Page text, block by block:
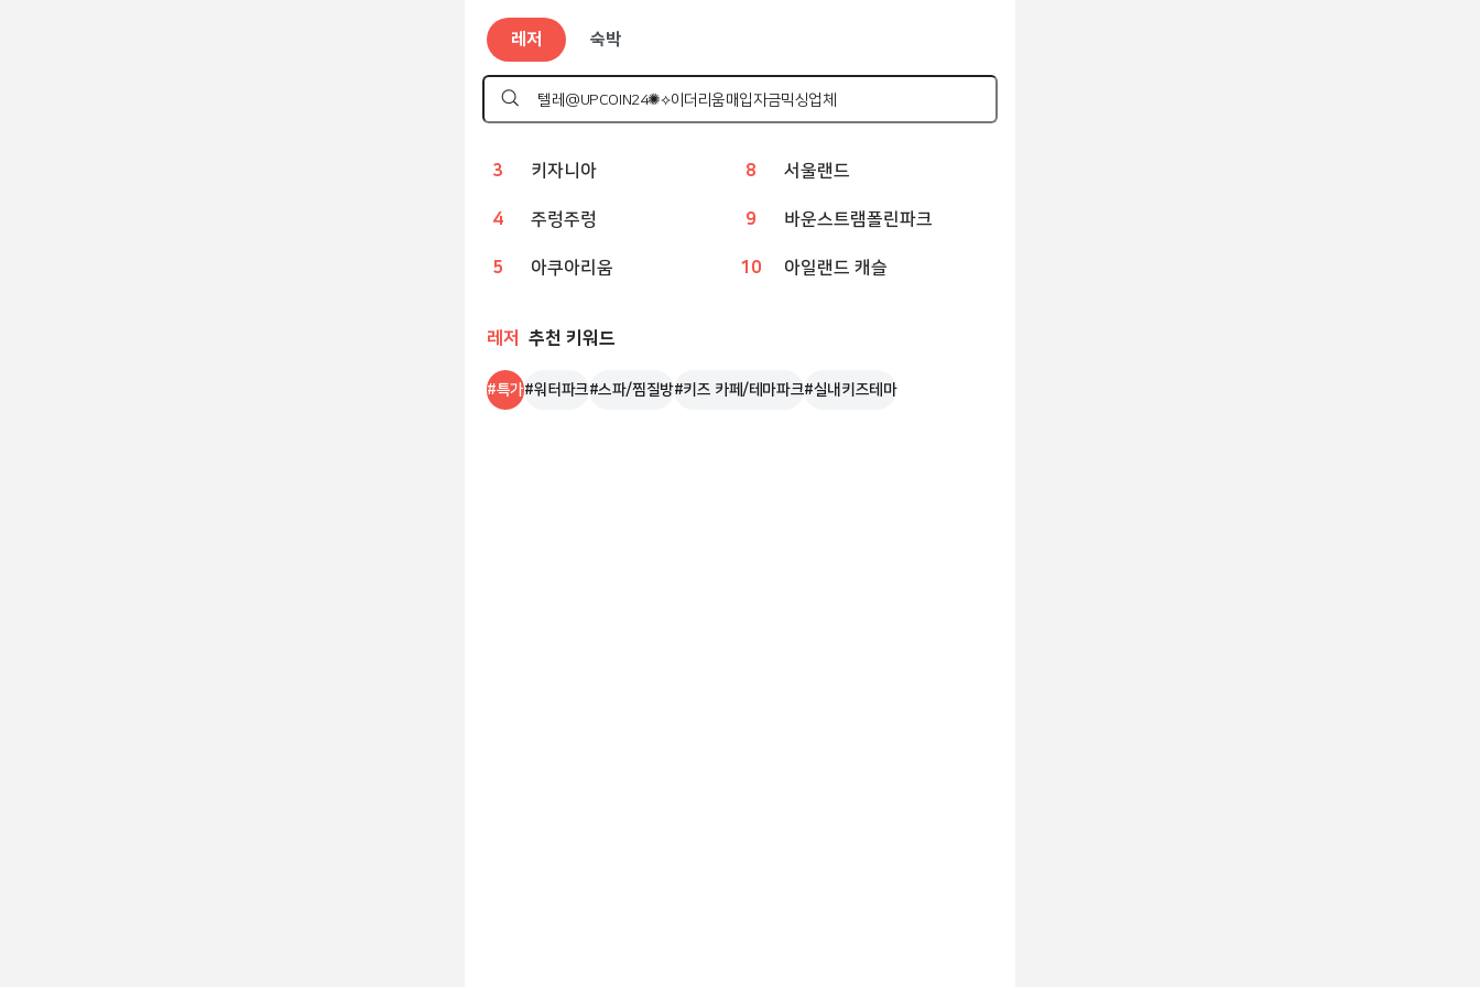
레저 숙박
하
레저 인기 검색어
1 웨이브파크
2 챔피언
3 키자니아
4 주렁주렁
5 아쿠아리움
6 상상체험 키즈월드
7 볼베어파크
8 서울랜드
9 바운스트램폴린파크
10 아일랜드 캐슬
레저 추천 키워드
#특가#워터파크#스파/찜질방#키즈 카페/테마파크#실내키즈테마